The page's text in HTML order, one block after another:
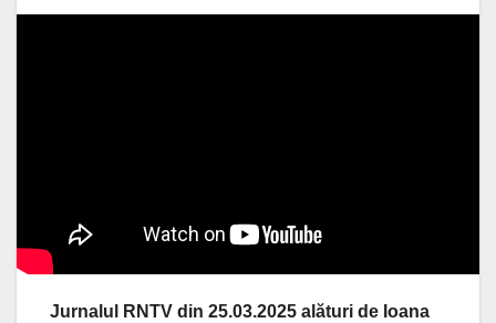
Jurnalul RNTV din 25.03.2025 alături de Ioana